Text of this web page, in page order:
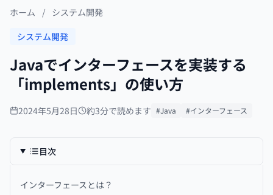
ホーム / システム開発
システム開発
Javaでインターフェースを実装する
「implements」の使い方
2024年5月28日 約3分で読めます #Java #インターフェース
目次
インターフェースとは？